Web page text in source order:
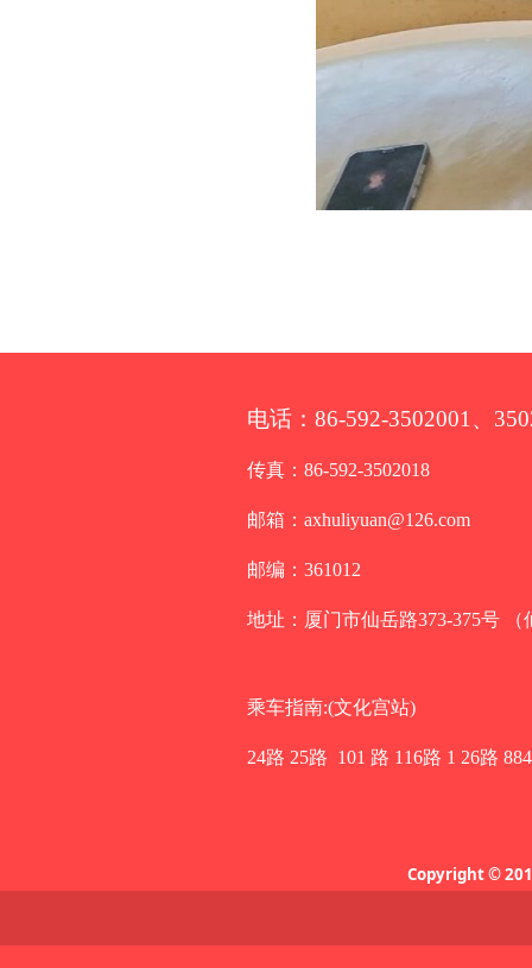
电话：86-592-3502001、
传真：86-592-3502018
邮箱：axhuliyuan@126.com
邮编：361012
地址：厦门市仙岳路373-375号 （
乘车指南:(文化宫站)
24路 25路 101 路 116路 1 26路
Copyright ©